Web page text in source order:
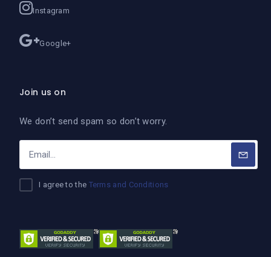
Instagram
Google+
Join us on
We don’t send spam so don’t worry.
I agree to the Terms and Conditions